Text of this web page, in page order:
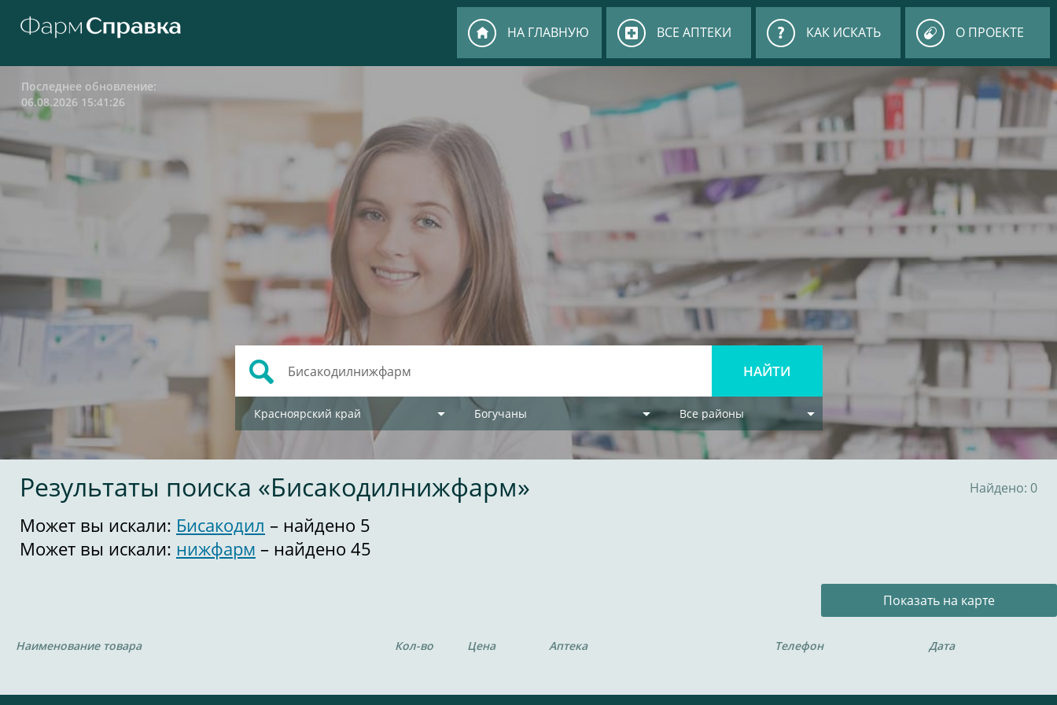
НА ГЛАВНУЮ ВСЕ АПТЕКИ КАК ИСКАТЬ О ПРОЕКТЕ
Последнее обновление:
06.08.2026 15:41:26
Красноярский край Богучаны Все районы
Результаты поиска «Бисакодилнижфарм» Найдено: 0
Может вы искали: Бисакодил – найдено 5
Может вы искали: нижфарм – найдено 45
Показать на карте
Наименование товара Кол-во Цена Аптека Телефон Дата